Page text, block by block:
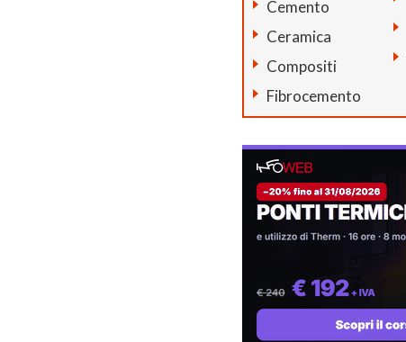
Cemento
Ceramica
Compositi
Fibrocemento